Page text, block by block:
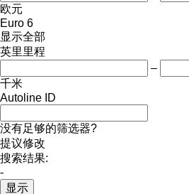
欧元
Euro 6
显示全部
英里里程
–
千米
Autoline ID
没有足够的筛选器?
提议修改
搜索结果:
-
显示